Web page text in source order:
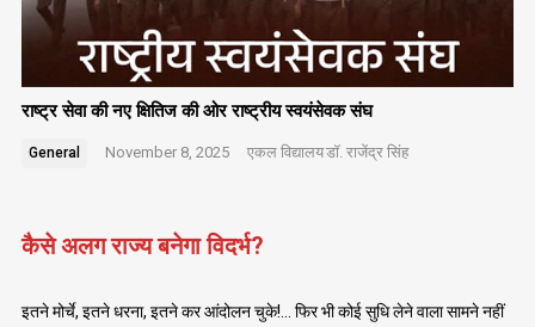
राष्ट्र सेवा की नए क्षितिज की ओर राष्ट्रीय स्वयंसेवक संघ
General November 8, 2025 एकल विद्यालयडॉ. राजेंद्र सिंह
कैसे अलग राज्य बनेगा विदर्भ?
इतने मोर्चे, इतने धरना, इतने कर आंदोलन चुके!… फिर भी कोई सुधि लेने वाला सामने नहीं